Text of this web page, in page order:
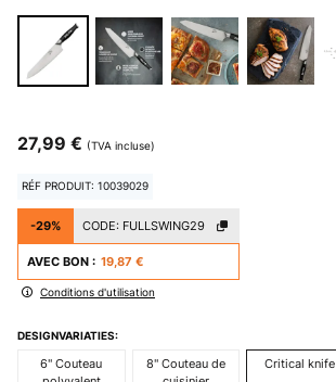
27,99 € (TVA incluse)
RÉF PRODUIT: 10039029
-29% CODE: FULLSWING29
AVEC BON : 19,87 €
Conditions d'utilisation
DESIGNVARIATIES:
6" Couteau
8" Couteau de
Critical knife